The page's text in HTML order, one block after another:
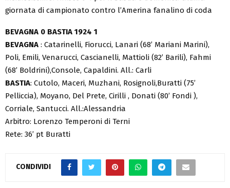
giornata di campionato contro l’Amerina fanalino di coda
BEVAGNA 0 BASTIA 1924 1
BEVAGNA : Catarinelli, Fiorucci, Lanari (68’ Mariani Marini),
Poli, Emili, Venarucci, Cascianelli, Mattioli (82’ Barili), Fahmi
(68’ Boldrini),Console, Capaldini. All.: Carli
BASTIA: Cutolo, Maceri, Muzhani, Rosignoli,Buratti (75’
Pelliccia), Moyano, Del Prete, Cirilli , Donati (80’ Fondi ),
Corriale, Santucci. All.:Alessandria
Arbitro: Lorenzo Temperoni di Terni
Rete: 36’ pt Buratti
CONDIVIDI